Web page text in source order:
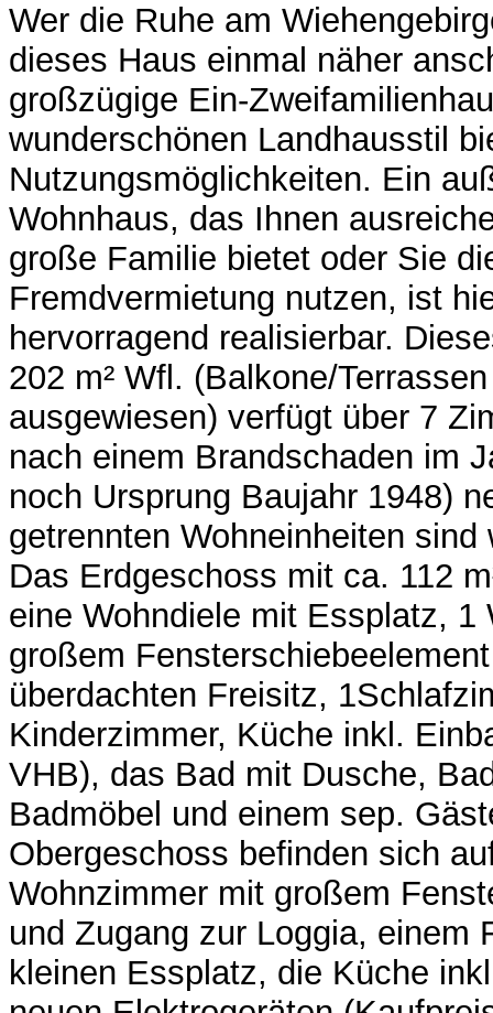
Wer die Ruhe am
dieses Haus einmal näher
großzügige Ein-
wunderschönen Landhausstil
Nutzungsmöglichkeiten. Ein
Wohnhaus, das Ihnen
große Familie bietet oder Sie
Fremdvermietung nutzen, ist
hervorragend realisierbar.
202 m² Wfl. (Balkone/
ausgewiesen) verfügt über 7
nach einem Brandschaden im
noch Ursprung Baujahr 1948)
getrennten Wohneinheiten
Das Erdgeschoss mit ca. 112
eine Wohndiele mit Essplatz, 1
großem
überdachten Freisitz,
Kinderzimmer, Küche inkl.
VHB), das Bad mit Dusche,
Badmöbel und einem sep.
Obergeschoss befinden sich
Wohnzimmer mit großem
und Zugang zur Loggia, einem
kleinen Essplatz, die Küche